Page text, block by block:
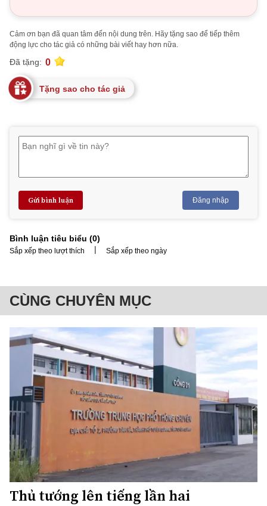
Cảm ơn bạn đã quan tâm đến nội dung trên. Hãy tặng sao để tiếp thêm
động lực cho tác giả có những bài viết hay hơn nữa.
Đã tặng: 0
Tặng sao cho tác giả
Gửi bình luận Đăng nhập
Bình luận tiêu biểu (0)
Sắp xếp theo lượt thích | Sắp xếp theo ngày
CÙNG CHUYÊN MỤC
Thủ tướng lên tiếng lần hai